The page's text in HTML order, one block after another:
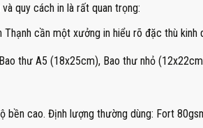
quy cách in là rất quan trọng:
cần một xưởng in hiểu rõ đặc thù
thư A5 (18x25cm), Bao thư nhỏ
bền cao. Định lượng thường dùng: Fort